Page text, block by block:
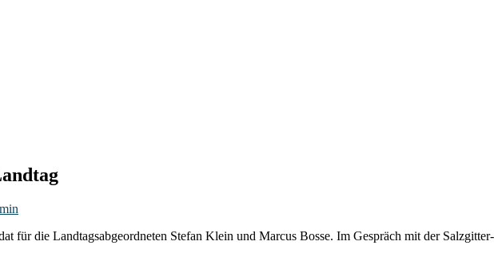
für die Landtagsabgeordneten Stefan Klein und Marcus Bosse. Im Gespräch mit der